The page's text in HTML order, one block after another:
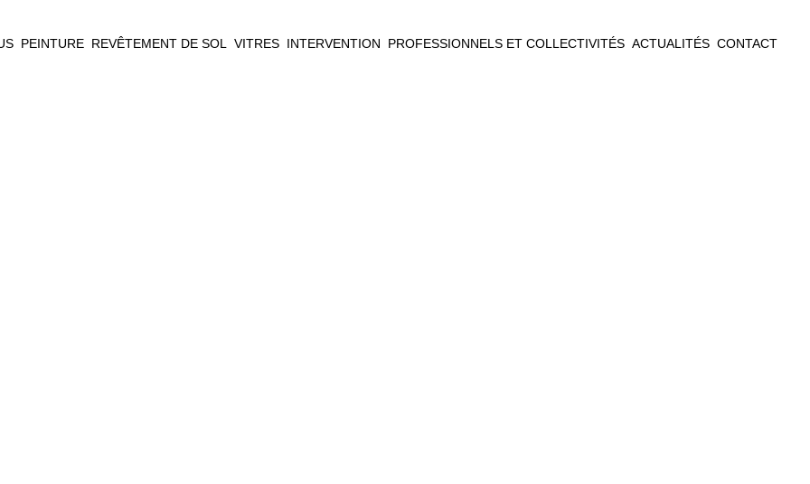
PEINTURE REVÊTEMENT DE SOL VITRES INTERVENTION PROFESSIONNELS ET COLLECTIVITÉS ACTUALITÉS CONTACT